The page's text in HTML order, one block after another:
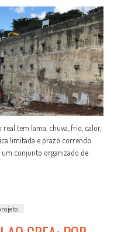
tem lama, chuva, frio, calor,
limitada e prazo correndo
conjunto organizado de